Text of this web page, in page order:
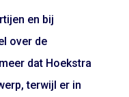
en bij
over de
dat Hoekstra
terwijl er in